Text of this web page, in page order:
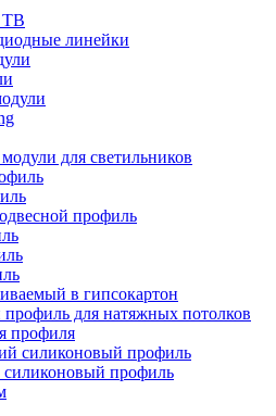
ТВ
линейки
для светильников
профиль
в гипсокартон
для натяжных потолков
профиля
профиль